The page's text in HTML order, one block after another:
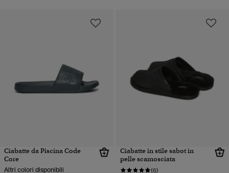
Ciabatte da Piscina Code
Core
Altri colori disponibili
Ciabatte in stile sabot in
pelle scamosciata
(6)